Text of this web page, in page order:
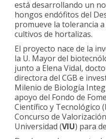
está desarrollando un
hongos endófitos del
promueve la tolerancia
cultivos de hortalizas.
El proyecto nace de la
la U. Mayor del
junto a Elena Vidal,
directora del CGB e
Milenio de Biología
apoyo del Fondo de
Científico y Tecnológico
Concurso de
Universidad (VIU) para